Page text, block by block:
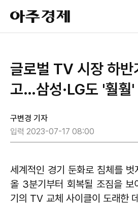
아
주
경
글로벌 TV 시장 하반
고…삼성·LG도 '훨훨'
구변경 기자
입력 2023-07-17 08:00
세계적인 경기 둔화로 침체를
올 3분기부터 회복될 조짐을
기의 TV 교체 사이클이 도래한